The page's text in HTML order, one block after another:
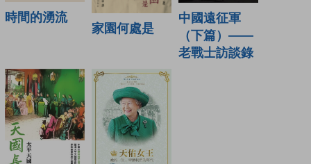
時間的湧流
家園何處是
中國遠征軍
（下篇）——
老戰士訪談錄